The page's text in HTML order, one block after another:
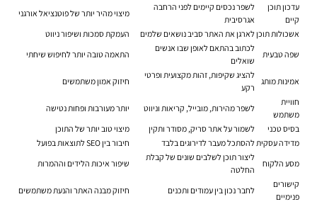
עדכון תוכן
קיים
לשפר נכסים קיימים לפני הרחבה
אגרסיבית
מיצוי מהיר יותר של פוטנציאל אורגני
אשכולות תוכןלארגן את האתר סביב נושאים שלמים
העמקת סמכות ושיפור ניווט
שפה טבעית
לכתוב בהתאם לאופן שבו אנשים
שואלים
התאמה טובה יותר לחיפוש שיחתי
אמינות מותג
להציג שקיפות, זהות מקצועית ופרטי
רקע
חיזוק אמון משתמשים
חוויית
משתמש
לשפר מהירות, מובייל, קריאות וניווט
יותר מעורבות ופחות נטישה
בסיס טכני
לשמור על אתר סריק, מסודר ותקין
מיצוי טוב יותר של התוכן
מדידה עסקית להסתכל מעבר לדירוגים בלבד
חיבור בין SEO לתוצאות בפועל
מסע הלקוח
ליצור תוכן לשלבים שונים של קבלת
החלטה
שיפור איכות הלידים וההמרות
קישורים
פנימיים
לחבר נכון בין עמודים ותכנים
חיזוק מבנה האתר והנעת משתמשים